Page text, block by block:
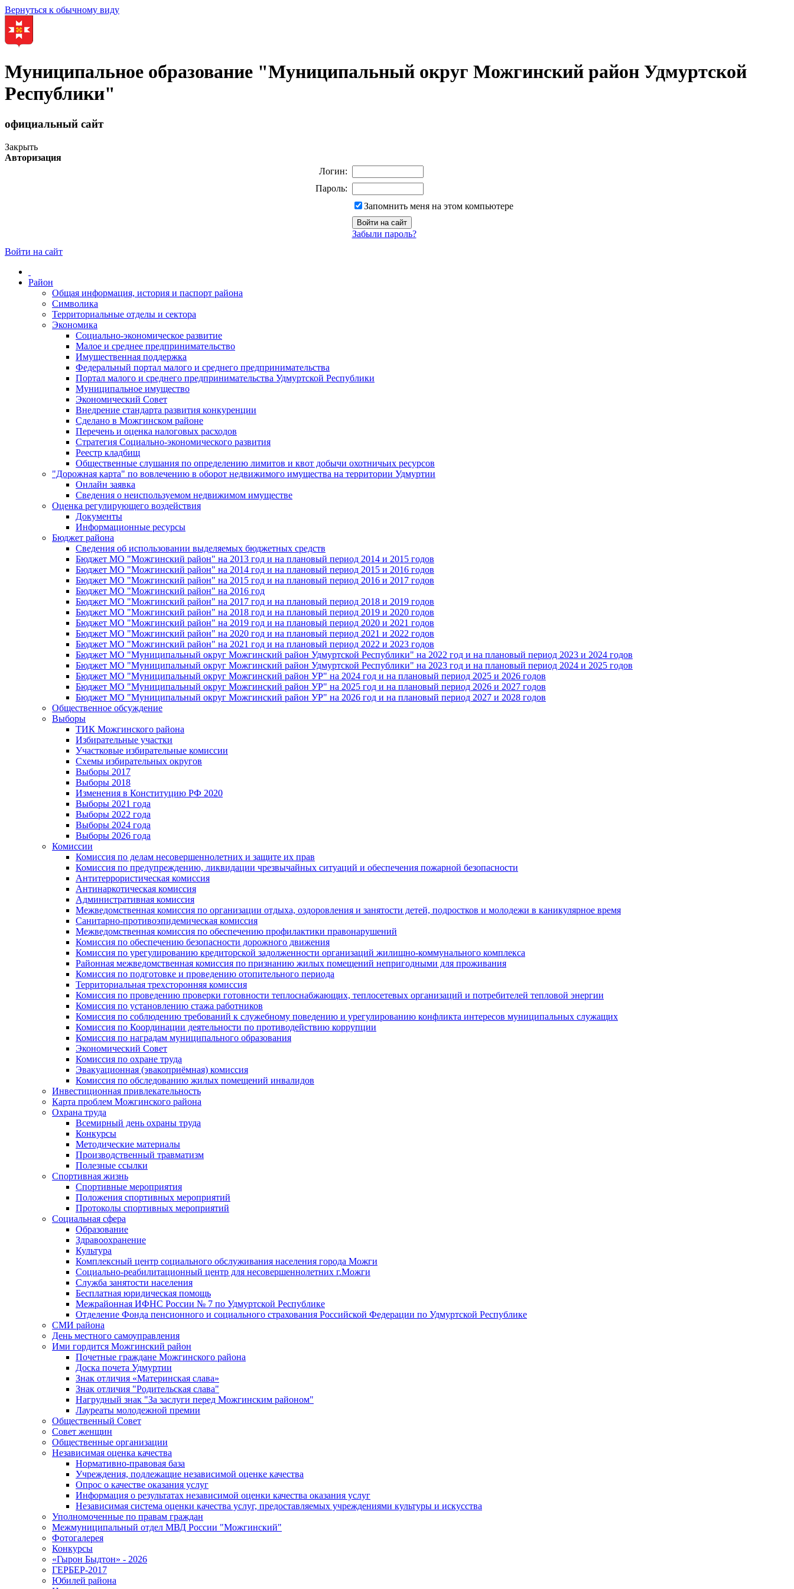
Вернуться к обычному виду
Муниципальное образование "Муниципальный округ Можгинский район Удмуртской
Республики"
официальный сайт
Закрыть
Авторизация
Логин:
Пароль:
Запомнить меня на этом компьютере
Забыли пароль?
Войти на сайт
Район
Общая информация, история и паспорт района
Символика
Территориальные отделы и сектора
Экономика
Социально-экономическое развитие
Малое и среднее предпринимательство
Имущественная поддержка
Федеральный портал малого и среднего предпринимательства
Портал малого и среднего предпринимательства Удмуртской Республики
Муниципальное имущество
Экономический Совет
Внедрение стандарта развития конкуренции
Сделано в Можгинском районе
Перечень и оценка налоговых расходов
Стратегия Социально-экономического развития
Реестр кладбищ
Общественные слушания по определению лимитов и квот добычи охотничьих ресурсов
"Дорожная карта" по вовлечению в оборот недвижимого имущества на территории Удмуртии
Онлайн заявка
Сведения о неиспользуемом недвижимом имуществе
Оценка регулирующего воздействия
Документы
Информационные ресурсы
Бюджет района
Сведения об использовании выделяемых бюджетных средств
Бюджет МО "Можгинский район" на 2013 год и на плановый период 2014 и 2015 годов
Бюджет МО "Можгинский район" на 2014 год и на плановый период 2015 и 2016 годов
Бюджет МО "Можгинский район" на 2015 год и на плановый период 2016 и 2017 годов
Бюджет МО "Можгинский район" на 2016 год
Бюджет МО "Можгинский район" на 2017 год и на плановый период 2018 и 2019 годов
Бюджет МО "Можгинский район" на 2018 год и на плановый период 2019 и 2020 годов
Бюджет МО "Можгинский район" на 2019 год и на плановый период 2020 и 2021 годов
Бюджет МО "Можгинский район" на 2020 год и на плановый период 2021 и 2022 годов
Бюджет МО "Можгинский район" на 2021 год и на плановый период 2022 и 2023 годов
Бюджет МО "Муниципальный округ Можгинский район Удмуртской Республики" на 2022 год и на плановый период 2023 и 2024 годов
Бюджет МО "Муниципальный округ Можгинский район Удмуртской Республики" на 2023 год и на плановый период 2024 и 2025 годов
Бюджет МО "Муниципальный округ Можгинский район УР" на 2024 год и на плановый период 2025 и 2026 годов
Бюджет МО "Муниципальный округ Можгинский район УР" на 2025 год и на плановый период 2026 и 2027 годов
Бюджет МО "Муниципальный округ Можгинский район УР" на 2026 год и на плановый период 2027 и 2028 годов
Общественное обсуждение
Выборы
ТИК Можгинского района
Избирательные участки
Участковые избирательные комиссии
Схемы избирательных округов
Выборы 2017
Выборы 2018
Изменения в Конституцию РФ 2020
Выборы 2021 года
Выборы 2022 года
Выборы 2024 года
Выборы 2026 года
Комиссии
Комиссия по делам несовершеннолетних и защите их прав
Комиссия по предупреждению, ликвидации чрезвычайных ситуаций и обеспечения пожарной безопасности
Антитеррористическая комиссия
Антинаркотическая комиссия
Административная комиссия
Межведомственная комиссия по организации отдыха, оздоровления и занятости детей, подростков и молодежи в каникулярное время
Санитарно-противоэпидемическая комиссия
Межведомственная комиссия по обеспечению профилактики правонарушений
Комиссия по обеспечению безопасности дорожного движения
Комиссия по урегулированию кредиторской задолженности организаций жилищно-коммунального комплекса
Районная межведомственная комиссия по признанию жилых помещений непригодными для проживания
Комиссия по подготовке и проведению отопительного периода
Территориальная трехсторонняя комиссия
Комиссия по проведению проверки готовности теплоснабжающих, теплосетевых организаций и потребителей тепловой энергии
Комиссия по установлению стажа работников
Комиссия по соблюдению требований к служебному поведению и урегулированию конфликта интересов муниципальных служащих
Комиссия по Координации деятельности по противодействию коррупции
Комиссия по наградам муниципального образования
Экономический Совет
Комиссия по охране труда
Эвакуационная (эвакоприёмная) комиссия
Комиссия по обследованию жилых помещений инвалидов
Инвестиционная привлекательность
Карта проблем Можгинского района
Охрана труда
Всемирный день охраны труда
Конкурсы
Методические материалы
Производственный травматизм
Полезные ссылки
Спортивная жизнь
Спортивные мероприятия
Положения спортивных мероприятий
Протоколы спортивных мероприятий
Социальная сфера
Образование
Здравоохранение
Культура
Комплексный центр социального обслуживания населения города Можги
Социально-реабилитационный центр для несовершеннолетних г.Можги
Служба занятости населения
Бесплатная юридическая помощь
Межрайонная ИФНС России № 7 по Удмуртской Республике
Отделение Фонда пенсионного и социального страхования Российской Федерации по Удмуртской Республике
СМИ района
День местного самоуправления
Ими гордится Можгинский район
Почетные граждане Можгинского района
Доска почета Удмуртии
Знак отличия «Материнская слава»
Знак отличия "Родительская слава"
Нагрудный знак "За заслуги перед Можгинским районом"
Лауреаты молодежной премии
Общественный Совет
Совет женщин
Общественные организации
Независимая оценка качества
Нормативно-правовая база
Учреждения, подлежащие независимой оценке качества
Опрос о качестве оказания услуг
Информация о результатах независимой оценки качества оказания услуг
Независимая система оценки качества услуг, предоставляемых учреждениями культуры и искусства
Уполномоченные по правам граждан
Межмуниципальный отдел МВД России "Можгинский"
Фотогалерея
Конкурсы
«Гырон Быдтон» - 2026
ГЕРБЕР-2017
Юбилей района